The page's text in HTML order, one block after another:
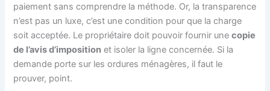
paiement sans comprendre la méthode. Or, la transparence
n’est pas un luxe, c’est une condition pour que la charge
soit acceptée. Le propriétaire doit pouvoir fournir unecopie
de l’avis d’imposition et isoler la ligne concernée. Si la
demande porte sur les ordures ménagères, il faut le
prouver, point.